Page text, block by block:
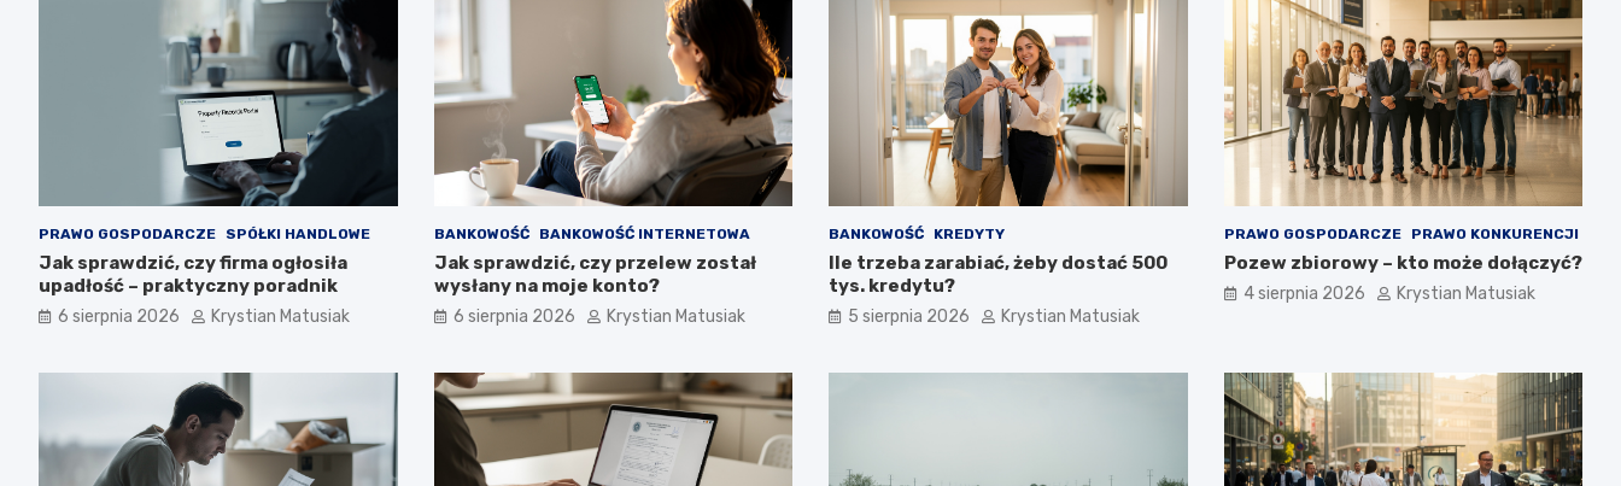
PRAWO GOSPODARCZE SPÓŁKI HANDLOWE
Jak sprawdzić, czy firma ogłosiła
upadłość – praktyczny poradnik
6 sierpnia 2026 Krystian Matusiak
BANKOWOŚĆ BANKOWOŚĆ INTERNETOWA
Jak sprawdzić, czy przelew został
wysłany na moje konto?
6 sierpnia 2026 Krystian Matusiak
BANKOWOŚĆ KREDYTY
Ile trzeba zarabiać, żeby dostać 500
tys. kredytu?
5 sierpnia 2026 Krystian Matusiak
PRAWO GOSPODARCZE PRAWO KONKURENCJI
Pozew zbiorowy – kto może dołączyć?
4 sierpnia 2026 Krystian Matusiak